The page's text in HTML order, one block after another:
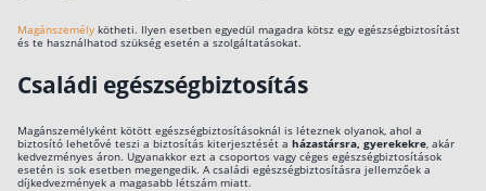
Magánszemély kötheti. Ilyen esetben egyedül magadra kötsz egy egészségbiztosítást
és te használhatod szükség esetén a szolgáltatásokat.
Családi egészségbiztosítás
Magánszemélyként kötött egészségbiztosításoknál is léteznek olyanok, ahol a
biztosító lehetővé teszi a biztosítás kiterjesztését a házastársra, gyerekekre , akár
kedvezményes áron. Ugyanakkor ezt a csoportos vagy céges egészségbiztosítások
esetén is sok esetben megengedik. A családi egészségbiztosításra jellemzőek a
díjkedvezmények a magasabb létszám miatt.